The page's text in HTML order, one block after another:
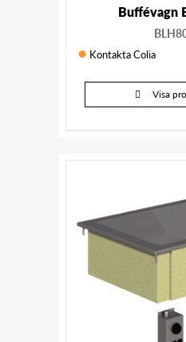
Buffévagn
Kontakta Colia
Visa